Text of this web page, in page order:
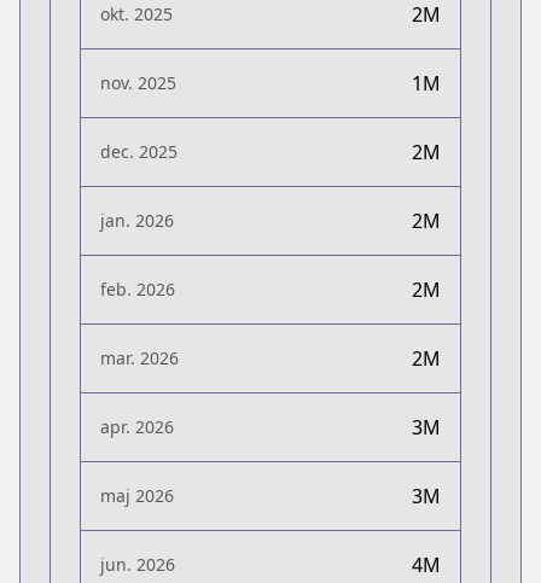
okt. 2025 2M
nov. 2025 1M
dec. 2025 2M
jan. 2026 2M
feb. 2026 2M
mar. 2026 2M
apr. 2026 3M
maj 2026 3M
jun. 2026 4M